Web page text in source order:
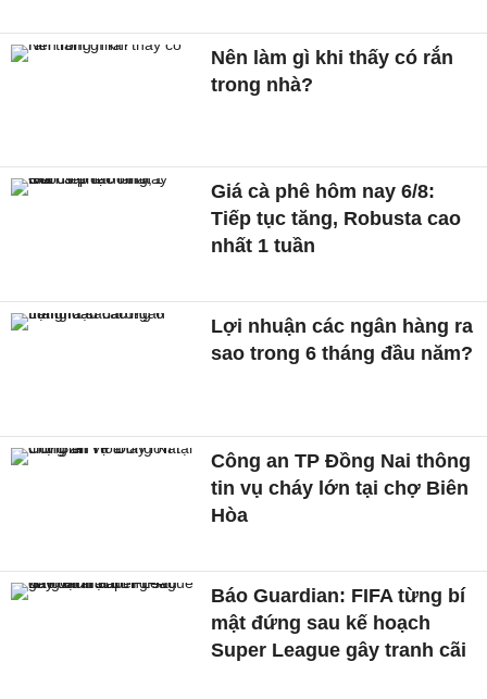
Nên làm gì khi thấy có rắn
trong nhà?
Giá cà phê hôm nay 6/8:
Tiếp tục tăng, Robusta cao
nhất 1 tuần
Lợi nhuận các ngân hàng ra
sao trong 6 tháng đầu năm?
Công an TP Đồng Nai thông
tin vụ cháy lớn tại chợ Biên
Hòa
Báo Guardian: FIFA từng bí
mật đứng sau kế hoạch
Super League gây tranh cãi